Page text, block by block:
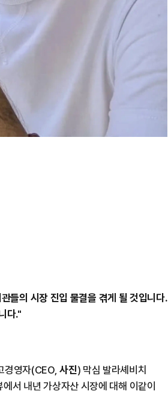
들의 시장 진입 물결을 겪게 될 것입니다.
다."
경영자(CEO,사진) 막심 발라셰비치
내년 가상자산 시장에 대해 이같이